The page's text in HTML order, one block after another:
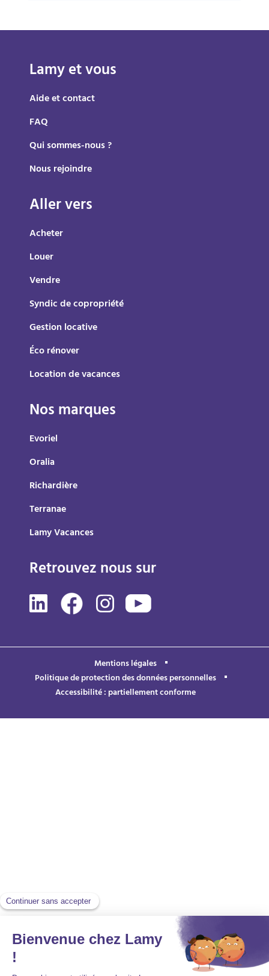
Lamy et vous
Aide et contact
FAQ
Qui sommes-nous ?
Nous rejoindre
Aller vers
Acheter
Louer
Vendre
Syndic de copropriété
Gestion locative
Éco rénover
Location de vacances
Nos marques
Evoriel
Oralia
Richardière
Terranae
Lamy Vacances
Retrouvez nous sur
Mentions légales
Politique de protection des données personnelles
Accessibilité : partiellement conforme